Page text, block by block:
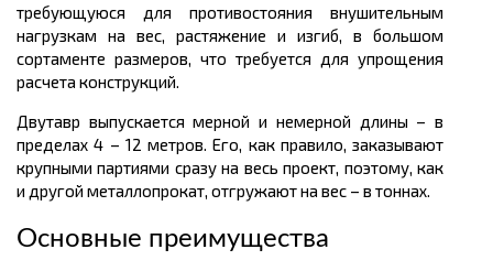
требующуюся для противостояния внушительным
нагрузкам на вес, растяжение и изгиб, в большом
сортаменте размеров, что требуется для упрощения
расчета конструкций.
Двутавр выпускается мерной и немерной длины – в
пределах 4 – 12 метров.Его, как правило, заказывают
крупными партиями сразу на весь проект, поэтому, как
и другой металлопрокат, отгружают на вес – в тоннах.
Основные преимущества